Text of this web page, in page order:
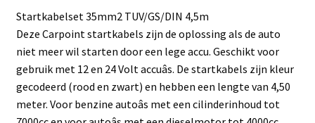
Startkabelset 35mm2 TUV/GS/DIN 4,5m
Deze Carpoint startkabels zijn de oplossing als de auto
niet meer wil starten door een lege accu. Geschikt voor
gebruik met 12 en 24 Volt accuâs. De startkabels zijn kleur
gecodeerd (rood en zwart) en hebben een lengte van 4,50
meter. Voor benzine autoâs met een cilinderinhoud tot